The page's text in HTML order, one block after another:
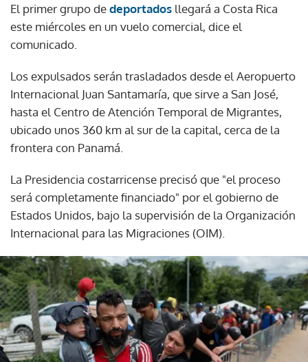
El primer grupo dedeportados llegará a Costa Rica
este miércoles en un vuelo comercial, dice el
comunicado.
Los expulsados serán trasladados desde el Aeropuerto
Internacional Juan Santamaría, que sirve a San José,
hasta el Centro de Atención Temporal de Migrantes,
ubicado unos 360 km al sur de la capital, cerca de la
frontera con Panamá.
La Presidencia costarricense precisó que "el proceso
será completamente financiado" por el gobierno de
Estados Unidos, bajo la supervisión de la Organización
Internacional para las Migraciones (OIM).